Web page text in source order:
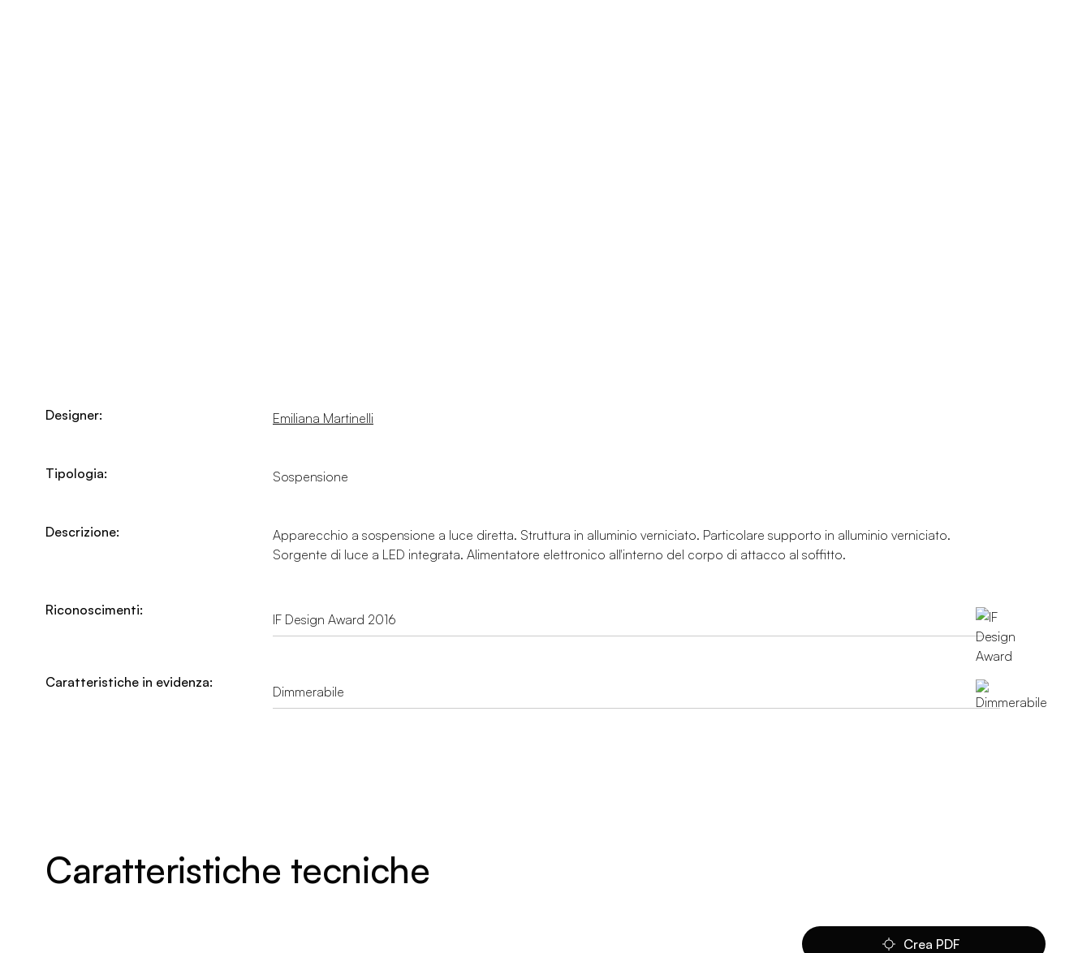
Designer: Emiliana Martinelli
Tipologia: Sospensione
Descrizione:
Apparecchio a sospensione a luce diretta. Struttura in alluminio verniciato. Particolare supporto in alluminio verniciato.
Sorgente di luce a LED integrata. Alimentatore elettronico all'interno del corpo di attacco al soffitto.
Riconoscimenti:
IF Design Award 2016
Caratteristiche in evidenza:
Dimmerabile
Caratteristiche tecniche
Crea PDF